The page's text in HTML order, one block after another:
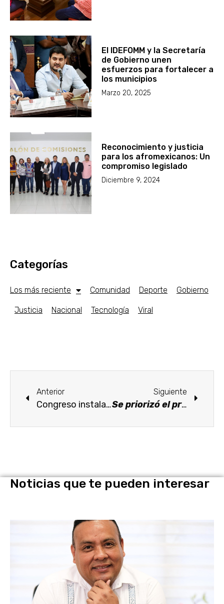
El IDEFOMM y la Secretaría
de Gobierno unen
esfuerzos para fortalecer a
los municipios
Marzo 20, 2025
Reconocimiento y justicia
para los afromexicanos: Un
compromiso legislado
Diciembre 9, 2024
Categorías
Los más reciente Comunidad Deporte Gobierno
Justicia Nacional Tecnología Viral
Anterior
Congreso instala la Comisión Legislativa Especial para el Seguimiento de Casos de Feminicidio en el Estado de Morelos
Siguiente
Se priorizó el presupuesto para seguridad en la LV Legislatura
Noticias que te pueden interesar